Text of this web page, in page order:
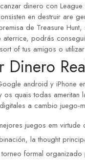
dinero con
en destruir are
de Treasure
podrás
of tus amigos o
Dinero
android y iPhone
quais todas
a cambio juego-
juegos em
la thought
formal